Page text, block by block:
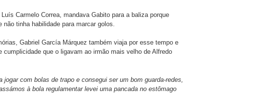
Carmelo Correa, mandava Gabito para a baliza porque
não tinha habilidade para marcar golos.
Gabriel García Márquez também viaja por esse tempo e
cumplicidade que o ligavam ao irmão mais velho de Alfredo
jogar com bolas de trapo e consegui ser um bom guarda-redes,
à bola regulamentar levei uma pancada no estômago